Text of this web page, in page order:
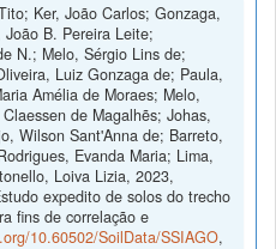
Ker, João Carlos; Gonzaga,
B. Pereira Leite;
N.; Melo, Sérgio Lins de;
Luiz Gonzaga de; Paula,
Amélia de Moraes; Melo,
de Magalhẽs; Johas,
Wilson Sant'Anna de; Barreto,
Evanda Maria; Lima,
Loiva Lizia, 2023,
expedito de solos do trecho
fins de correlação e
10.60502/SoilData/SSIAGO,